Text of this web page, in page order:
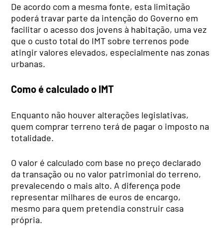
De acordo com a mesma fonte, esta limitação
poderá travar parte da intenção do Governo em
facilitar o acesso dos jovens à habitação, uma vez
que o custo total do IMT sobre terrenos pode
atingir valores elevados, especialmente nas zonas
urbanas.
Como é calculado o IMT
Enquanto não houver alterações legislativas,
quem comprar terreno terá de pagar o imposto na
totalidade.
O valor é calculado com base no preço declarado
da transação ou no valor patrimonial do terreno,
prevalecendo o mais alto. A diferença pode
representar milhares de euros de encargo,
mesmo para quem pretendia construir casa
própria.